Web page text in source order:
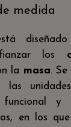
medida
diseñado
los
la masa.
las
y
en los